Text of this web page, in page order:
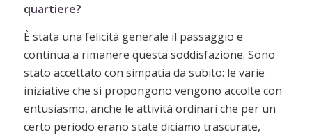
quartiere?
È stata una felicità generale il passaggio e
continua a rimanere questa soddisfazione. Sono
stato accettato con simpatia da subito: le varie
iniziative che si propongono vengono accolte con
entusiasmo, anche le attività ordinari che per un
certo periodo erano state diciamo trascurate,